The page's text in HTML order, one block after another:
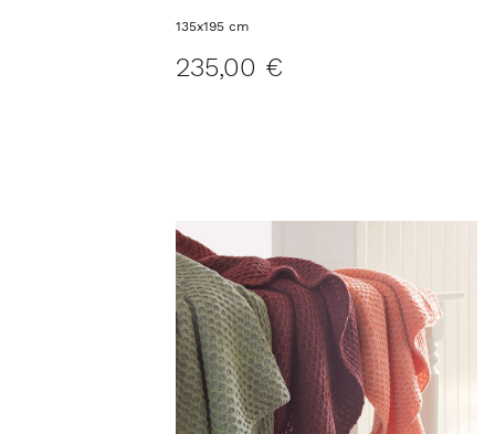
135x195 cm
235,00 €